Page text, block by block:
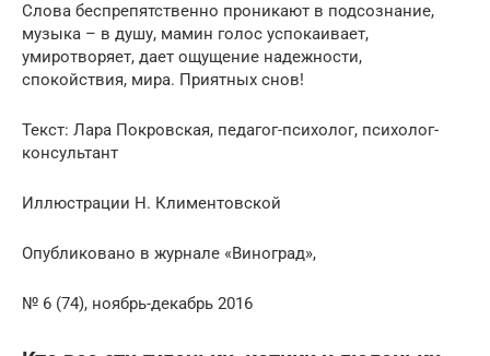
Слова беспрепятственно проникают в подсознание,
музыка – в душу, мамин голос успокаивает,
умиротворяет, дает ощущение надежности,
спокойствия, мира. Приятных снов!
Текст: Лара Покровская, педагог-психолог, психолог-
консультант
Иллюстрации Н. Климентовской
Опубликовано в журнале «Виноград»,
№ 6 (74), ноябрь-декабрь 2016